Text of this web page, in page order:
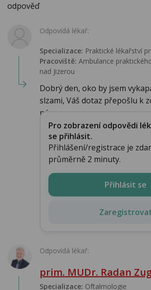
odpověď
Odpovídá lékař:
Specializace: Praktické lékařství
Pracoviště: Ambulance
nad Jizerou
Dobrý den, oko by jsem
slzami, Váš dotaz přepošlu k
návr...
Pro zobrazení odpovědi
se přihlásit.
Přihlášení/registrace je
průměrně 2 minuty.
Přihlásit se
Odpovídá lékař:
prim. MUDr. Radan
Specializace: Oftalmologie